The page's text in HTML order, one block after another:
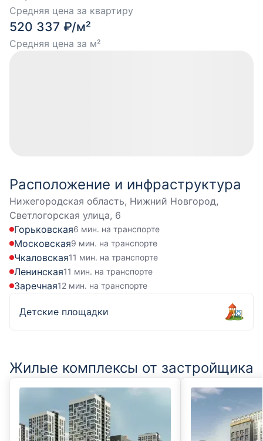
Средняя цена за квартиру
520 337 ₽/м²
Средняя цена за м²
Расположение и инфраструктура
Нижегородская область, Нижний Новгород,
Светлогорская улица, 6
Горьковская6 мин. на транспорте
Московская9 мин. на транспорте
Чкаловская11 мин. на транспорте
Ленинская11 мин. на транспорте
Заречная12 мин. на транспорте
Детские площадки
Жилые комплексы от застройщика